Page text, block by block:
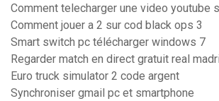
Comment telecharger une video youtube
Comment jouer a 2 sur cod black ops 3
Smart switch pc télécharger windows 7
Regarder match en direct gratuit real
Euro truck simulator 2 code argent
Synchroniser gmail pc et smartphone